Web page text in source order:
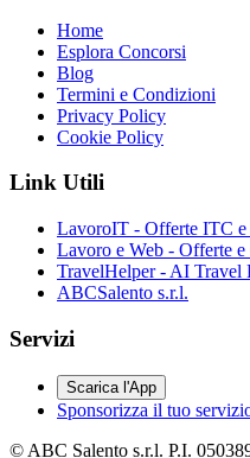
Home
Esplora Concorsi
Blog
Termini e Condizioni
Privacy Policy
Cookie Policy
Link Utili
LavoroIT - Offerte ITC
Lavoro e Web - Offerte
TravelHelper - AI Travel
ABCSalento s.r.l.
Servizi
Scarica l'App
Sponsorizza il tuo
© ABC Salento s.r.l. P.I.